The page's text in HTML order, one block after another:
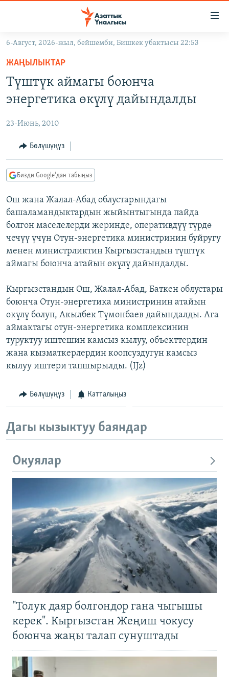
Навигацияга
өтүңүз
Издөөгө
салыңызКЫРГЫЗСТАН
ЭКОНОМИКА
МАДАНИЯТ
ДҮЙНӨ
БОРБОР АЗИЯ
УКРАИНА
АТАЙЫН ИЛИКТӨӨ
ТВ ПРОГРАММАЛАР
ЭКСПЕРТТЕР ТАЛДАЙТ
БИЗ ЖАНА ДҮЙНӨ
ЭЖЕ-СИҢДИЛЕР
АЗАТТЫК+
ӨЗГӨЧӨ ПИКИР
Русский
ОНЛАЙН ШЕРИНЕ
ЭЕ/АРнун бардык сайттары
6-Август, 2026-жыл, бейшемби, Бишкек убактысы 22:53
ЖАҢЫЛЫКТАР
Түштүк аймагы боюнча
энергетика өкүлү дайындалды
23-Июнь, 2010
Бөлүшүңүз
Бизди Google'дан табыңыз
Ош жана Жалал-Абад облустарындагы
башаламандыктардын жыйынтыгында пайда
болгон маселелерди жеринде, оперативдүү түрдө
чечүү үчүн Отун-энергетика министринин буйругу
менен министрликтин Кыргызстандын түштүк
аймагы боюнча атайын өкүлү дайындалды.
Кыргызстандын Ош, Жалал-Абад, Баткен облустары
боюнча Отун-энергетика министринин атайын
өкүлү болуп, Акылбек Түмөнбаев дайындалды. Ага
аймактагы отун-энергетика комплексинин
туруктуу иштешин камсыз кылуу, объекттердин
жана кызматкерлердин коопсуздугун камсыз
кылуу иштери тапшырылды. (IJz)
Бөлүшүңүз Катталыңыз
Дагы кызыктуу баяндар
Окуялар
"Толук даяр болгондор гана чыгышы
керек". Кыргызстан Жеңиш чокусу
боюнча жаңы талап сунуштады